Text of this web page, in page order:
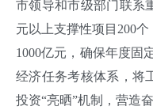
市领导和市级部门联系
元以上支撑性项目200
1000亿元，确保年度固
经济任务考核体系，将
投资“亮晒”机制，营造